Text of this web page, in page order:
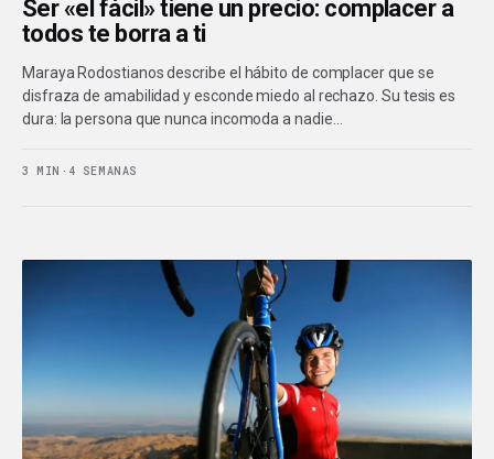
Ser «el fácil» tiene un precio: complacer a
todos te borra a ti
Maraya Rodostianos describe el hábito de complacer que se
disfraza de amabilidad y esconde miedo al rechazo. Su tesis es
dura: la persona que nunca incomoda a nadie…
3 MIN · 4 SEMANAS